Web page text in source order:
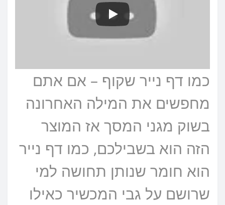
כמו דף נייר שקוף – אם אתם
מחפשים את המילה האחרונה
בשוק מגני המסך אז המוצר
הזה הוא בשבילכם, כמו דף נייר
הוא חומר שנותן תחושה למי
שרושם על גבי המכשיר כאילו